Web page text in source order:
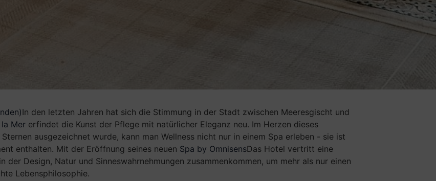
In den letzten Jahren hat sich die Stimmung in der Stadt zwischen Meeresgischt und
Mer erfindet die Kunst der Pflege mit natürlicher Eleganz neu. Im Herzen dieses
ausgezeichnet wurde, kann man Wellness nicht nur in einem Spa erleben - sie ist
enthalten. Mit der Eröffnung seines neuen Spa by OmnisensDas Hotel vertritt eine
der Design, Natur und Sinneswahrnehmungen zusammenkommen, um mehr als nur einen
Lebensphilosophie.